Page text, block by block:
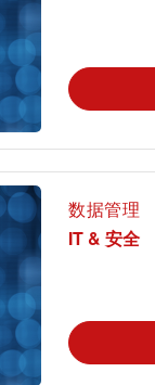
数据管理
IT & 安全